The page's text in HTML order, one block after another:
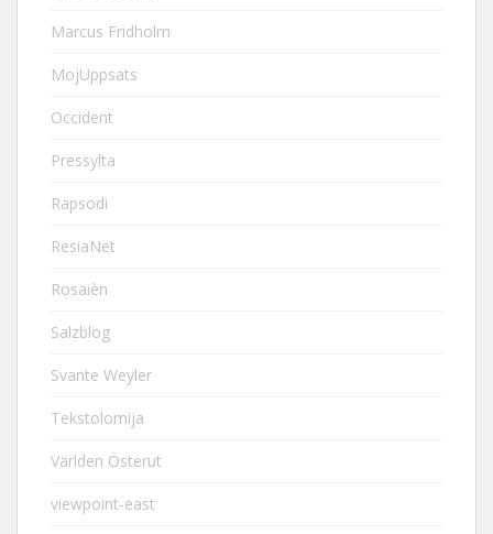
Marcus Fridholm
MojUppsats
Occident
Pressylta
Rapsodi
ResiaNet
Rosaièn
Salzblog
Svante Weyler
Tekstolomija
Världen Österut
viewpoint-east